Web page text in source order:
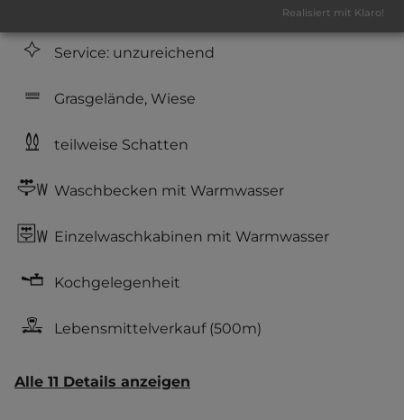
Service: unzureichend
Grasgelände, Wiese
teilweise Schatten
Waschbecken mit Warmwasser
Einzelwaschkabinen mit Warmwasser
Kochgelegenheit
Lebensmittelverkauf(500m)
Alle 11 Details anzeigen
Realisiert mit Klaro!